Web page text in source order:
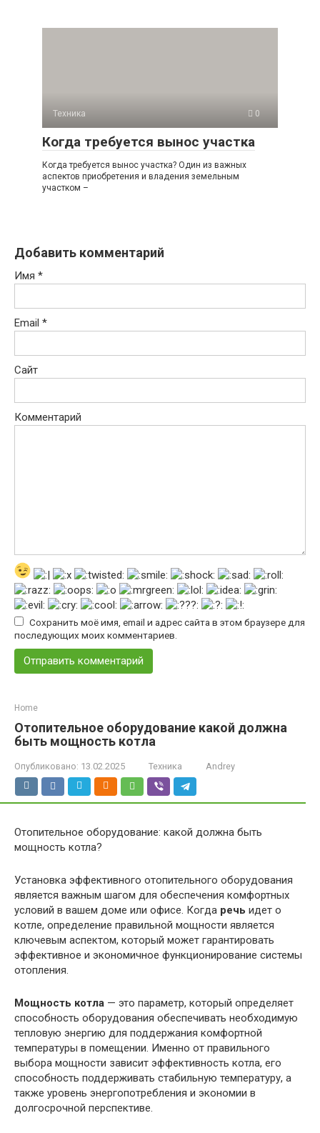
Техника 0
Когда требуется вынос участка
Когда требуется вынос участка? Один из важных
аспектов приобретения и владения земельным
участком –
Добавить комментарий
Имя *
Email *
Сайт
Комментарий
Сохранить моё имя, email и адрес сайта в этом браузере для
последующих моих комментариев.
Home
Отопительное оборудование какой должна
быть мощность котла
Опубликовано: 13.02.2025 Техника Andrey
Отопительное оборудование: какой должна быть
мощность котла?
Установка эффективного отопительного оборудования
является важным шагом для обеспечения комфортных
условий в вашем доме или офисе. Когда речь идет о
котле, определение правильной мощности является
ключевым аспектом, который может гарантировать
эффективное и экономичное функционирование системы
отопления.
Мощность котла — это параметр, который определяет
способность оборудования обеспечивать необходимую
тепловую энергию для поддержания комфортной
температуры в помещении. Именно от правильного
выбора мощности зависит эффективность котла, его
способность поддерживать стабильную температуру, а
также уровень энергопотребления и экономии в
долгосрочной перспективе.